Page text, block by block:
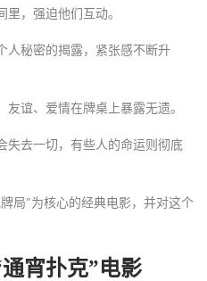
，强迫他们互动。
人秘密的揭露，紧张感不断升
谊、爱情在牌桌上暴露无遗。
失去一切，有些人的命运则彻底
局”为核心的经典电影，并对这个
宵扑克”电影